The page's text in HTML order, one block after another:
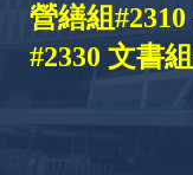
營繕組
#2330 文書